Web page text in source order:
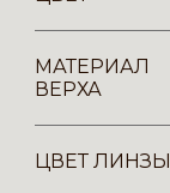
МАТЕРИАЛ
ВЕРХА
ЦВЕТ ЛИНЗЫ